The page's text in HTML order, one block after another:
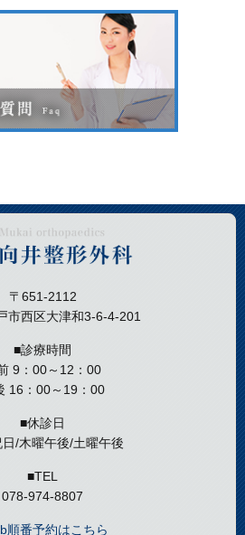
〒651-2112
市西区大津和3-6-4-201
■診療時間
9：00～12：00
16：00～19：00
■休診日
日/木曜午後/土曜午後
■TEL
078-974-8807
順番予約はこちら